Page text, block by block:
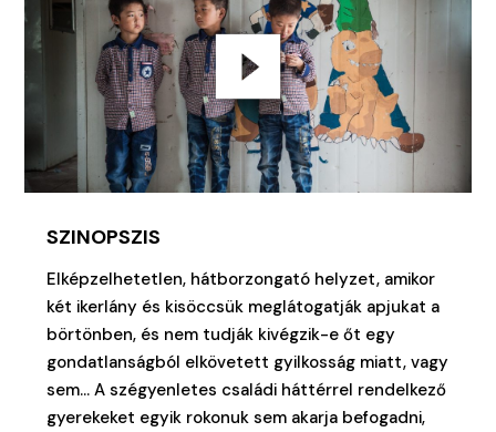
SZINOPSZIS
Elképzelhetetlen, hátborzongató helyzet, amikor
két ikerlány és kisöccsük meglátogatják apjukat a
börtönben, és nem tudják kivégzik-e őt egy
gondatlanságból elkövetett gyilkosság miatt, vagy
sem… A szégyenletes családi háttérrel rendelkező
gyerekeket egyik rokonuk sem akarja befogadni,